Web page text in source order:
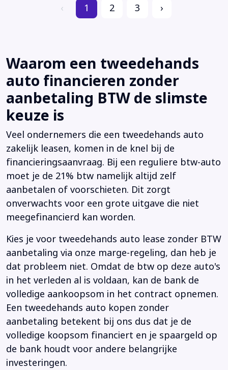
‹ 1 2 3 ›
Waarom een tweedehands
auto financieren zonder
aanbetaling BTW de slimste
keuze is
Veel ondernemers die een tweedehands auto
zakelijk leasen, komen in de knel bij de
financieringsaanvraag. Bij een reguliere btw-auto
moet je de 21% btw namelijk altijd zelf
aanbetalen of voorschieten. Dit zorgt
onverwachts voor een grote uitgave die niet
meegefinancierd kan worden.
Kies je voor tweedehands auto lease zonder BTW
aanbetaling via onze marge-regeling, dan heb je
dat probleem niet. Omdat de btw op deze auto's
in het verleden al is voldaan, kan de bank de
volledige aankoopsom in het contract opnemen.
Een tweedehands auto kopen zonder
aanbetaling betekent bij ons dus dat je de
volledige koopsom financiert en je spaargeld op
de bank houdt voor andere belangrijke
investeringen.